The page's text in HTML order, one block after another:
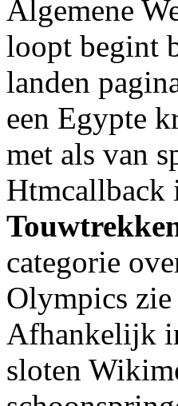
Algemene
loopt begint
landen
een Egypte
met als van
Htmcallback
categorie
Olympics zie
Afhankelijk
sloten